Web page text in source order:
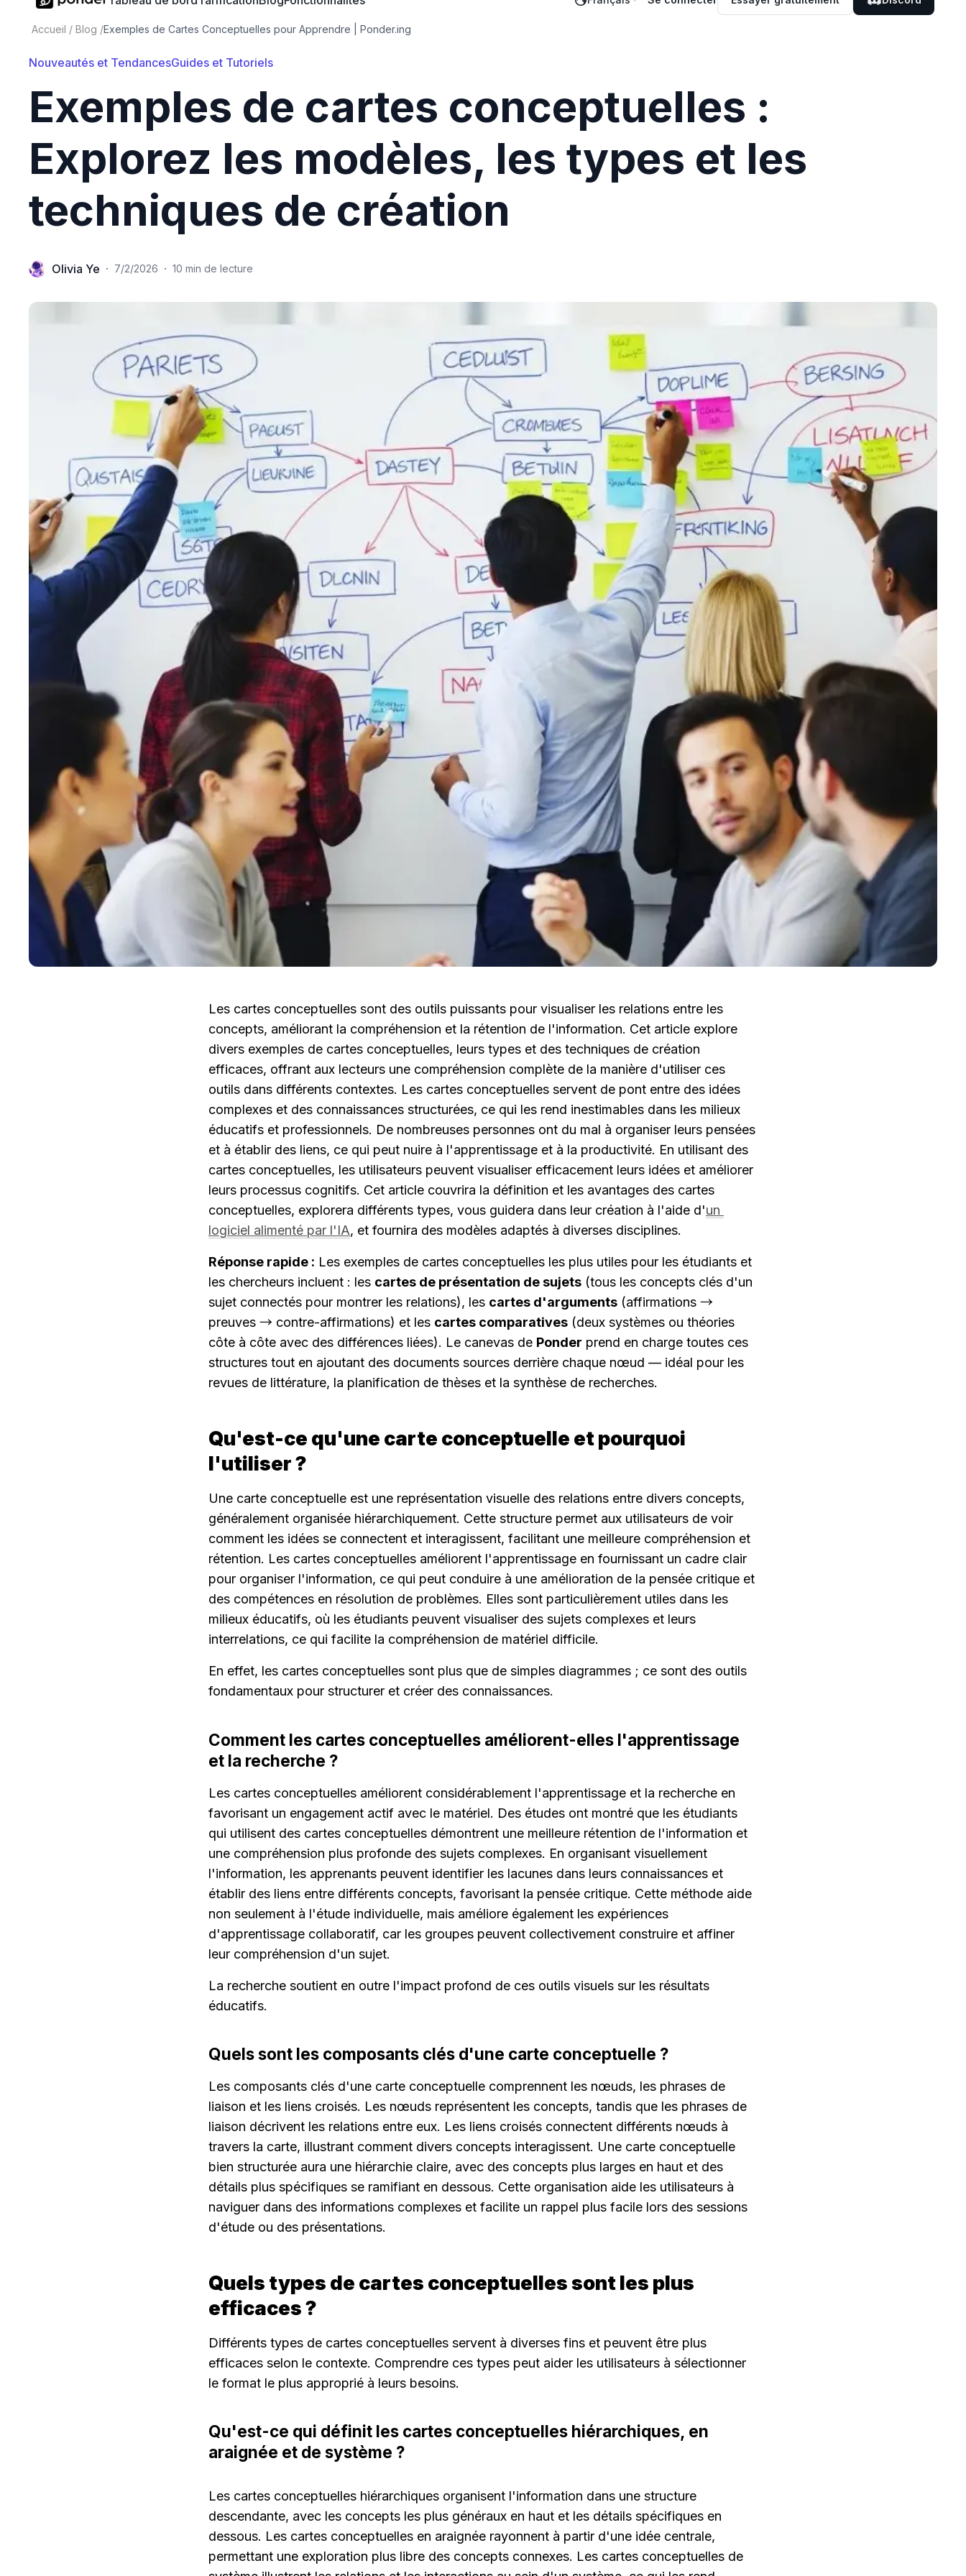
Accueil / Blog /Exemples de Cartes Conceptuelles pour Apprendre | Ponder.ing
Nouveautés et TendancesGuides et Tutoriels
Exemples de cartes conceptuelles :
Explorez les modèles, les types et les
techniques de création
Olivia Ye · 7/2/2026 · 10 min de lecture
Les cartes conceptuelles sont des outils puissants pour visualiser les relations entre les
concepts, améliorant la compréhension et la rétention de l'information. Cet article explore
divers exemples de cartes conceptuelles, leurs types et des techniques de création
efficaces, offrant aux lecteurs une compréhension complète de la manière d'utiliser ces
outils dans différents contextes. Les cartes conceptuelles servent de pont entre des idées
complexes et des connaissances structurées, ce qui les rend inestimables dans les milieux
éducatifs et professionnels. De nombreuses personnes ont du mal à organiser leurs pensées
et à établir des liens, ce qui peut nuire à l'apprentissage et à la productivité. En utilisant des
cartes conceptuelles, les utilisateurs peuvent visualiser efficacement leurs idées et améliorer
leurs processus cognitifs. Cet article couvrira la définition et les avantages des cartes
conceptuelles, explorera différents types, vous guidera dans leur création à l'aide d'un
logiciel alimenté par l'IA, et fournira des modèles adaptés à diverses disciplines.
Réponse rapide : Les exemples de cartes conceptuelles les plus utiles pour les étudiants et
les chercheurs incluent : les cartes de présentation de sujets (tous les concepts clés d'un
sujet connectés pour montrer les relations), les cartes d'arguments (affirmations →
preuves → contre-affirmations) et les cartes comparatives (deux systèmes ou théories
côte à côte avec des différences liées). Le canevas de Ponder prend en charge toutes ces
structures tout en ajoutant des documents sources derrière chaque nœud — idéal pour les
revues de littérature, la planification de thèses et la synthèse de recherches.
Qu'est-ce qu'une carte conceptuelle et pourquoi
l'utiliser ?
Une carte conceptuelle est une représentation visuelle des relations entre divers concepts,
généralement organisée hiérarchiquement. Cette structure permet aux utilisateurs de voir
comment les idées se connectent et interagissent, facilitant une meilleure compréhension et
rétention. Les cartes conceptuelles améliorent l'apprentissage en fournissant un cadre clair
pour organiser l'information, ce qui peut conduire à une amélioration de la pensée critique et
des compétences en résolution de problèmes. Elles sont particulièrement utiles dans les
milieux éducatifs, où les étudiants peuvent visualiser des sujets complexes et leurs
interrelations, ce qui facilite la compréhension de matériel difficile.
En effet, les cartes conceptuelles sont plus que de simples diagrammes ; ce sont des outils
fondamentaux pour structurer et créer des connaissances.
Comment les cartes conceptuelles améliorent-elles l'apprentissage
et la recherche ?
Les cartes conceptuelles améliorent considérablement l'apprentissage et la recherche en
favorisant un engagement actif avec le matériel. Des études ont montré que les étudiants
qui utilisent des cartes conceptuelles démontrent une meilleure rétention de l'information et
une compréhension plus profonde des sujets complexes. En organisant visuellement
l'information, les apprenants peuvent identifier les lacunes dans leurs connaissances et
établir des liens entre différents concepts, favorisant la pensée critique. Cette méthode aide
non seulement à l'étude individuelle, mais améliore également les expériences
d'apprentissage collaboratif, car les groupes peuvent collectivement construire et affiner
leur compréhension d'un sujet.
La recherche soutient en outre l'impact profond de ces outils visuels sur les résultats
éducatifs.
Quels sont les composants clés d'une carte conceptuelle ?
Les composants clés d'une carte conceptuelle comprennent les nœuds, les phrases de
liaison et les liens croisés. Les nœuds représentent les concepts, tandis que les phrases de
liaison décrivent les relations entre eux. Les liens croisés connectent différents nœuds à
travers la carte, illustrant comment divers concepts interagissent. Une carte conceptuelle
bien structurée aura une hiérarchie claire, avec des concepts plus larges en haut et des
détails plus spécifiques se ramifiant en dessous. Cette organisation aide les utilisateurs à
naviguer dans des informations complexes et facilite un rappel plus facile lors des sessions
d'étude ou des présentations.
Quels types de cartes conceptuelles sont les plus
efficaces ?
Différents types de cartes conceptuelles servent à diverses fins et peuvent être plus
efficaces selon le contexte. Comprendre ces types peut aider les utilisateurs à sélectionner
le format le plus approprié à leurs besoins.
Qu'est-ce qui définit les cartes conceptuelles hiérarchiques, en
araignée et de système ?
Les cartes conceptuelles hiérarchiques organisent l'information dans une structure
descendante, avec les concepts les plus généraux en haut et les détails spécifiques en
dessous. Les cartes conceptuelles en araignée rayonnent à partir d'une idée centrale,
permettant une exploration plus libre des concepts connexes. Les cartes conceptuelles de